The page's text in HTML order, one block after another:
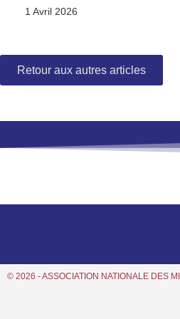
1 Avril 2026
Retour aux autres articles
© 2026 - ASSOCIATION NATIONALE DES